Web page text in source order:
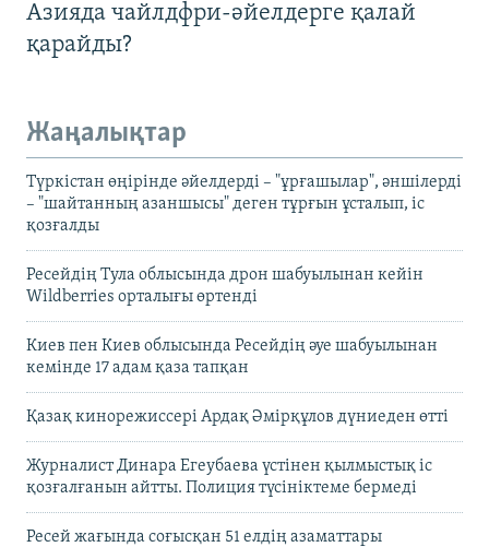
Азияда чайлдфри-әйелдерге қалай
қарайды?
Жаңалықтар
Түркістан өңірінде әйелдерді – "ұрғашылар", әншілерді
– "шайтанның азаншысы" деген тұрғын ұсталып, іс
қозғалды
Ресейдің Тула облысында дрон шабуылынан кейін
Wildberries орталығы өртенді
Киев пен Киев облысында Ресейдің әуе шабуылынан
кемінде 17 адам қаза тапқан
Қазақ кинорежиссері Ардақ Әмірқұлов дүниеден өтті
Журналист Динара Егеубаева үстінен қылмыстық іс
қозғалғанын айтты. Полиция түсініктеме бермеді
Ресей жағында соғысқан 51 елдің азаматтары